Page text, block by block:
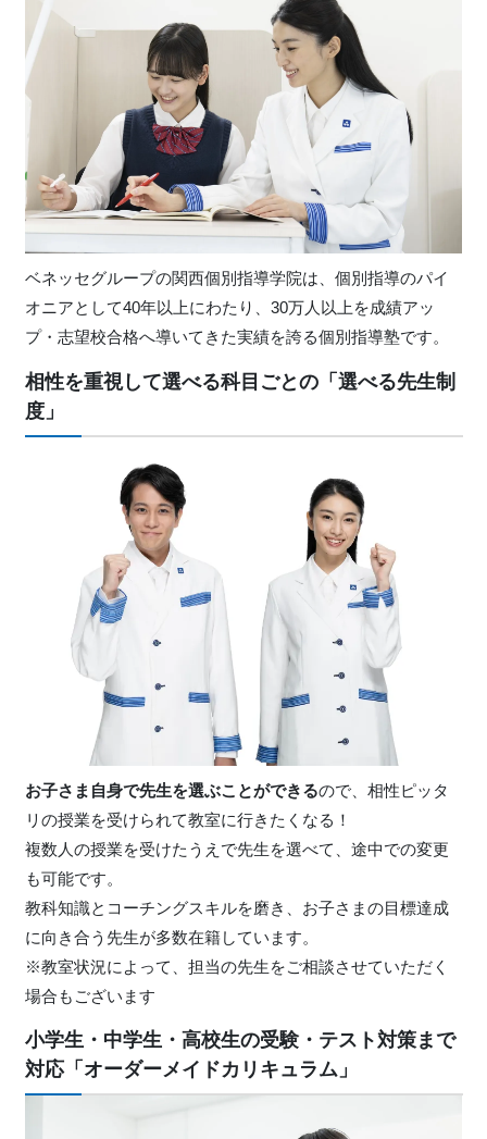
ベネッセグループの関西個別指導学院は、個別指導のパイ
オニアとして40年以上にわたり、30万人以上を成績アッ
プ・志望校合格へ導いてきた実績を誇る個別指導塾です。
相性を重視して選べる科目ごとの「選べる先生制
度」
お子さま自身で先生を選ぶことができるので、相性ピッタ
リの授業を受けられて教室に行きたくなる！
複数人の授業を受けたうえで先生を選べて、途中での変更
も可能です。
教科知識とコーチングスキルを磨き、お子さまの目標達成
に向き合う先生が多数在籍しています。
※教室状況によって、担当の先生をご相談させていただく
場合もございます
小学生・中学生・高校生の受験・テスト対策まで
対応「オーダーメイドカリキュラム」